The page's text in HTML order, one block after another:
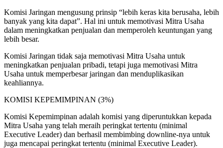
Komisi Jaringan mengusung prinsip “lebih keras kita berusaha, lebih
banyak yang kita dapat”. Hal ini untuk memotivasi Mitra Usaha
dalam meningkatkan penjualan dan memperoleh keuntungan yang
lebih besar.
Komisi Jaringan tidak saja memotivasi Mitra Usaha untuk
meningkatkan penjualan pribadi, tetapi juga memotivasi Mitra
Usaha untuk memperbesar jaringan dan menduplikasikan
keahliannya.
KOMISI KEPEMIMPINAN (3%)
Komisi Kepemimpinan adalah komisi yang diperuntukkan kepada
Mitra Usaha yang telah meraih peringkat tertentu (minimal
Executive Leader) dan berhasil membimbing downline-nya untuk
juga mencapai peringkat tertentu (minimal Executive Leader).